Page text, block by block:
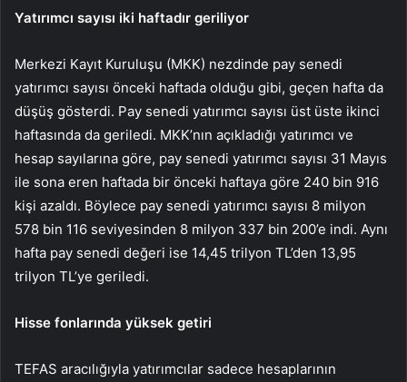
Yatırımcı sayısı iki haftadır geriliyor
Merkezi Kayıt Kuruluşu (MKK) nezdinde pay senedi
yatırımcı sayısı önceki haftada olduğu gibi, geçen hafta da
düşüş gösterdi. Pay senedi yatırımcı sayısı üst üste ikinci
haftasında da geriledi. MKK’nın açıkladığı yatırımcı ve
hesap sayılarına göre, pay senedi yatırımcı sayısı 31 Mayıs
ile sona eren haftada bir önceki haftaya göre 240 bin 916
kişi azaldı. Böylece pay senedi yatırımcı sayısı 8 milyon
578 bin 116 seviyesinden 8 milyon 337 bin 200’e indi. Aynı
hafta pay senedi değeri ise 14,45 trilyon TL’den 13,95
trilyon TL’ye geriledi.
Hisse fonlarında yüksek getiri
TEFAS aracılığıyla yatırımcılar sadece hesaplarının